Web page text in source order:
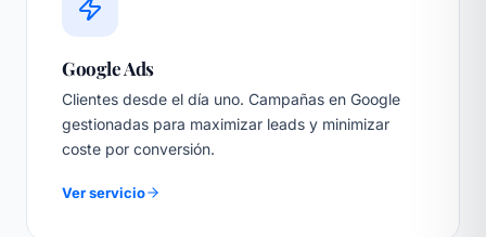
Google Ads
Clientes desde el día uno. Campañas en Google
gestionadas para maximizar leads y minimizar
coste por conversión.
Ver servicio